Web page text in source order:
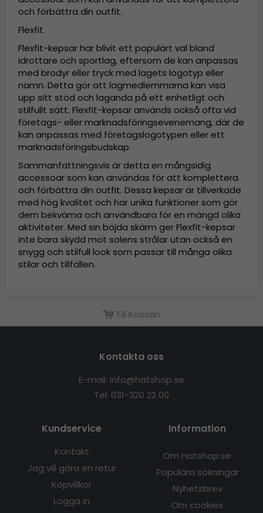
och förbättra din outfit.
Flexfit
Flexfit-kepsar har blivit ett populärt val bland
idrottare och sportlag, eftersom de kan anpassas
med brodyr eller tryck med lagets logotyp eller
namn. Detta gör att lagmedlemmarna kan visa
upp sitt stöd och laganda på ett enhetligt och
stilfullt sätt. Flexfit-kepsar används också ofta vid
företags- eller marknadsföringsevenemang, där de
kan anpassas med företagslogotypen eller ett
marknadsföringsbudskap.
Sammanfattningsvis är detta en mångsidig
accessoar som kan användas för att komplettera
och förbättra din outfit. Dessa kepsar är tillverkade
med hög kvalitet och har unika funktioner som gör
dem bekväma och användbara för en mängd olika
aktiviteter. Med sin böjda skärm ger Flexfit-kepsar
inte bara skydd mot solens strålar utan också en
snygg och stilfull look som passar till många olika
stilar och tillfällen.
Till Kassan
Kontakta oss
E-mail: info@hatshop.se
Tel: 031-320 22 00
Kundservice
Kontakt
Jag vill göra en retur
Köpvillkor
Logga in
Information
Om Hatshop.se
Populära sökningar
Nyhetsbrev
Om cookies